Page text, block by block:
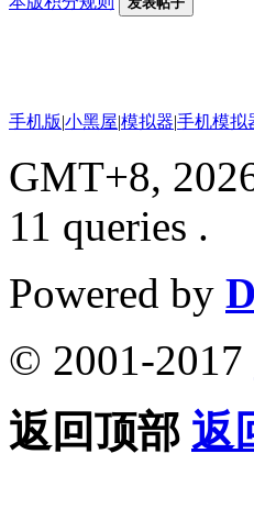
手机版|小黑屋|模拟器|手机模拟
GMT+8,
11 queries .
Powered by
© 2001-2017
返回顶部 返